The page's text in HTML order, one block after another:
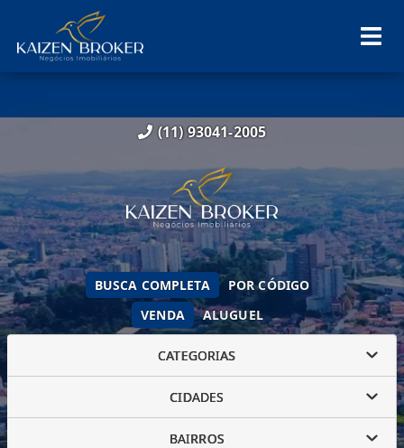
(11) 93041-2005
VENDA ALUGUEL
BUSCA COMPLETA POR CÓDIGO
CATEGORIAS
CIDADES
BAIRROS